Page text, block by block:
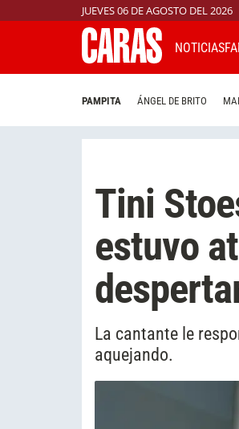
JUEVES 06 DE AGOSTO DEL 2026
NOTICIAS
PAMPITA ÁNGEL DE BRITO
Tini
estuvo
La cantante le
aquejando.